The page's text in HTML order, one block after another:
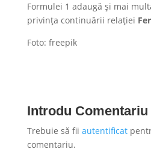
Formulei 1 adaugă şi mai
privinţa continuării relaţiei
Foto: freepik
Introdu Comentariu
Trebuie să fii autentificat
comentariu.